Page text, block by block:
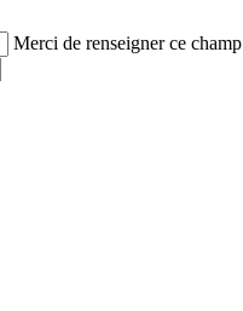
Merci de renseigner ce champ